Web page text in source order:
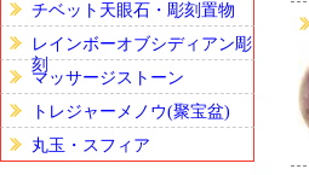
チベット天眼石・彫刻置物
レインボーオブシディアン彫
刻
マッサージストーン
トレジャーメノウ(聚宝盆)
丸玉・スフィア